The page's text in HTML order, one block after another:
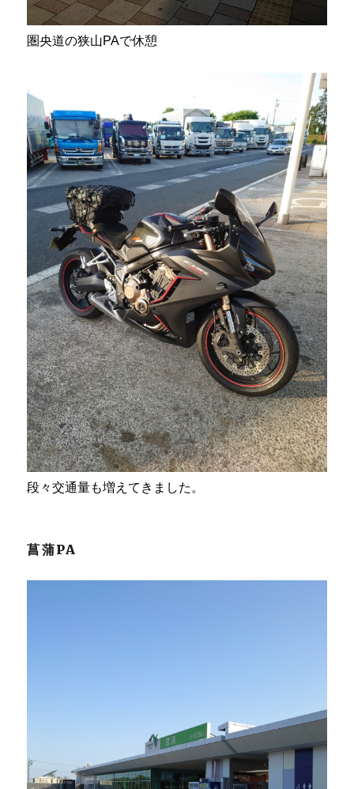
圏央道の狭山PAで休憩
段々交通量も増えてきました。
菖蒲PA